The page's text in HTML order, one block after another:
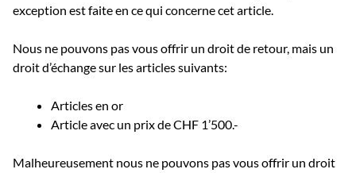
exception est faite en ce qui concerne cet article.
Nous ne pouvons pas vous offrir un droit de retour, mais un
droit d’échange sur les articles suivants:
Articles en or
Article avec un prix de CHF 1’500.-
Malheureusement nous ne pouvons pas vous offrir un droit